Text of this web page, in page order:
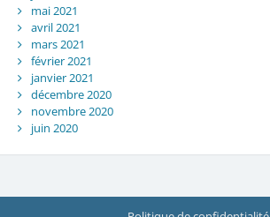
mai 2021
avril 2021
mars 2021
février 2021
janvier 2021
décembre 2020
novembre 2020
juin 2020